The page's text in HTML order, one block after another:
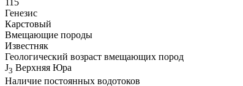
115
Генезис
Карстовый
Вмещающие породы
Известняк
Геологический возраст вмещающих пород
J3 Верхняя Юра
Наличие постоянных водотоков